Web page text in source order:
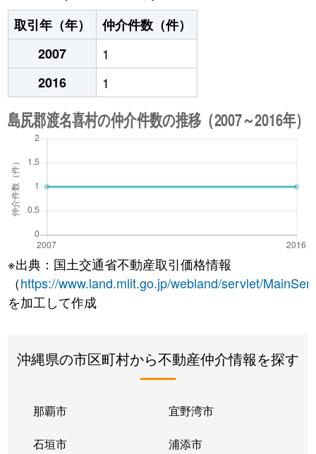
取引年（年）
仲介件数（件）
2007
1
2016
1
※出典：国土交通省不動産取引価格情報
（https://www.land.mlit.go.jp/webland/servlet/
を加工して作成
沖縄県の市区町村から不動産仲介情報を探す
那覇市 宜野湾市
石垣市 浦添市